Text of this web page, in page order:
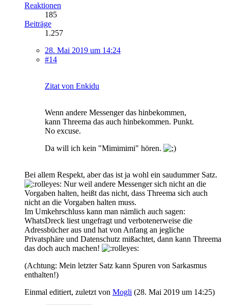
Reaktionen
185
Beiträge
1.257
28. Mai 2019 um 14:24
#14
Zitat von Enkidu
Wenn andere Messenger das hinbekommen,
kann Threema das auch hinbekommen. Punkt.
No excuse.
Da will ich kein "Mimimimi" hören.
Bei allem Respekt, aber das ist ja wohl ein saudummer Satz.
Nur weil andere Messenger sich nicht an die
Vorgaben halten, heißt das nicht, dass Threema sich auch
nicht an die Vorgaben halten muss.
Im Umkehrschluss kann man nämlich auch sagen:
WhatsDreck liest ungefragt und verbotenerweise die
Adressbücher aus und hat von Anfang an jegliche
Privatsphäre und Datenschutz mißachtet, dann kann Threema
das doch auch machen!
(Achtung: Mein letzter Satz kann Spuren von Sarkasmus
enthalten!)
Einmal editiert, zuletzt von Mogli (28. Mai 2019 um 14:25)